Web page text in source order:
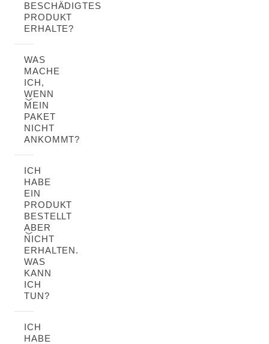
BESCHÄDIGTES
PRODUKT
ERHALTE?
WAS
MACHE
ICH,
WENN
MEIN
PAKET
NICHT
ANKOMMT?
ICH
HABE
EIN
PRODUKT
BESTELLT
ABER
NICHT
ERHALTEN.
WAS
KANN
ICH
TUN?
ICH
HABE